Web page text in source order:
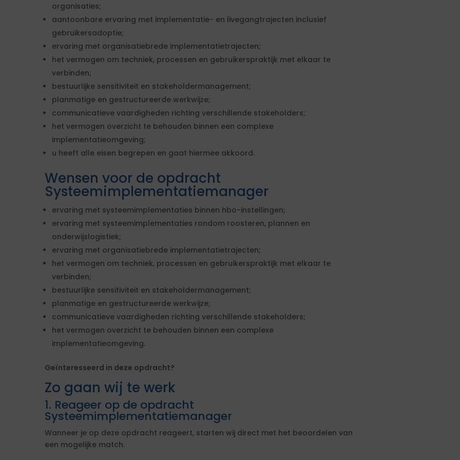
organisaties;
aantoonbare ervaring met implementatie- en livegangtrajecten inclusief
gebruikersadoptie;
ervaring met organisatiebrede implementatietrajecten;
het vermogen om techniek, processen en gebruikerspraktijk met elkaar te
verbinden;
bestuurlijke sensitiviteit en stakeholdermanagement;
planmatige en gestructureerde werkwijze;
communicatieve vaardigheden richting verschillende stakeholders;
het vermogen overzicht te behouden binnen een complexe
implementatieomgeving;
u heeft alle eisen begrepen en gaat hiermee akkoord.
Wensen voor de opdracht
Systeemimplementatiemanager
ervaring met systeemimplementaties binnen hbo-instellingen;
ervaring met systeemimplementaties rondom roosteren, plannen en
onderwijslogistiek;
ervaring met organisatiebrede implementatietrajecten;
het vermogen om techniek, processen en gebruikerspraktijk met elkaar te
verbinden;
bestuurlijke sensitiviteit en stakeholdermanagement;
planmatige en gestructureerde werkwijze;
communicatieve vaardigheden richting verschillende stakeholders;
het vermogen overzicht te behouden binnen een complexe
implementatieomgeving.
Geïnteresseerd in deze opdracht?
Zo gaan wij te werk
1. Reageer op de opdracht
Systeemimplementatiemanager
Wanneer je op deze opdracht reageert, starten wij direct met het beoordelen van
een mogelijke match.